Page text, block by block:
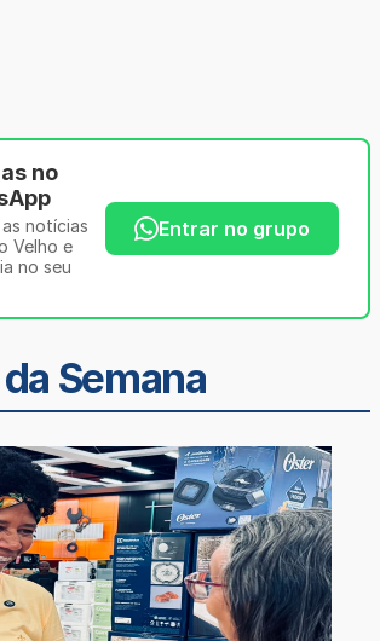
no
notícias
Velho e
no seu
Entrar no grupo
Semana